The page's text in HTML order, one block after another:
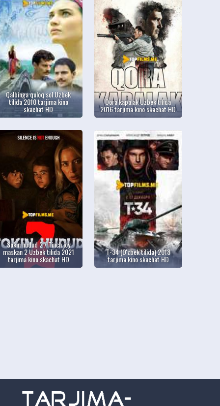
Qalbinga quloq sol Uzbek
tilida 2010 tarjima kino
skachat HD
Qora kapalak Uzbek tilida
2016 tarjima kino skachat HD
Sokin hudud 2 / Tinch joy
maskan 2 Uzbek tilida 2021
tarjima kino skachat HD
T-34 (O'zbek tilida) 2018
tarjima kino skachat HD